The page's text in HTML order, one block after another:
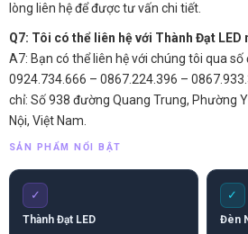
lòng liên hệ để được tư vấn chi tiết.
Q7: Tôi có thể liên hệ với Thành Đạt LED
A7: Bạn có thể liên hệ với chúng tôi qua
0924.734.666 – 0867.224.396 –
chỉ: Số 938 đường Quang Trung, Phường
Nội, Việt Nam.
SẢN PHẨM NỔI BẬT
✓
Thành Đạt LED
✓
Đèn